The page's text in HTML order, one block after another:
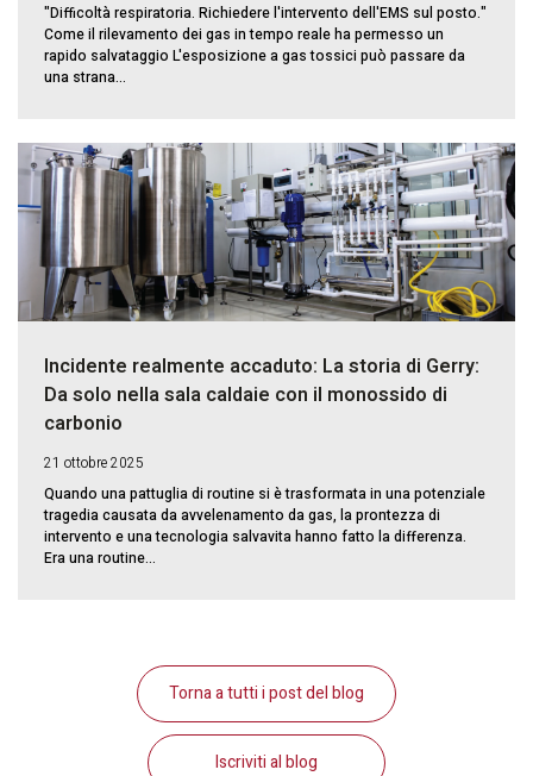
"Difficoltà respiratoria. Richiedere l'intervento dell'EMS sul posto."
Come il rilevamento dei gas in tempo reale ha permesso un
rapido salvataggio L'esposizione a gas tossici può passare da
una strana...
Incidente realmente accaduto: La storia di Gerry:
Da solo nella sala caldaie con il monossido di
carbonio
21 ottobre 2025
Quando una pattuglia di routine si è trasformata in una potenziale
tragedia causata da avvelenamento da gas, la prontezza di
intervento e una tecnologia salvavita hanno fatto la differenza.
Era una routine...
Torna a tutti i post del blog
Iscriviti al blog